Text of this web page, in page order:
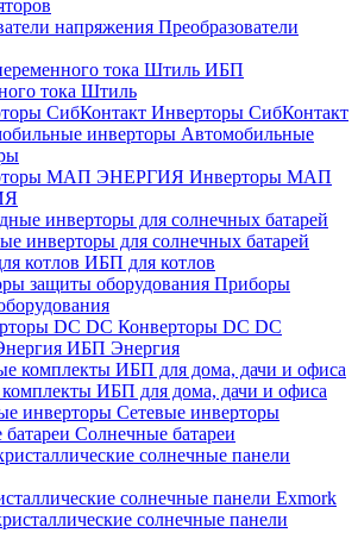
Преобразователи
ИБП
тока Штиль
Инверторы СибКонтакт
Автомобильные
Инверторы МАП
инверторы для солнечных батарей
ИБП для котлов
Приборы
Конверторы DC DC
ИБП Энергия
ИБП для дома, дачи и офиса
Сетевые инверторы
Солнечные батареи
солнечные панели Exmork